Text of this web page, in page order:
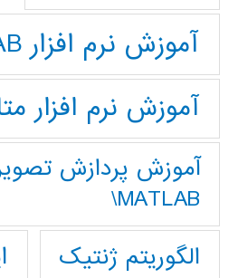
آموزش نرم افزار MATLAB
آموزش نرم افزار
آموزش پردازش
MATLAB\
الگوریتم ژنتیک